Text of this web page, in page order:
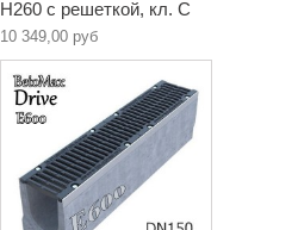
H260 с решеткой, кл. C
10 349,00 руб